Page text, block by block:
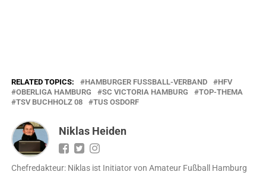
RELATED TOPICS: HAMBURGER FUSSBALL-VERBAND
HFV
OBERLIGA HAMBURG
SC VICTORIA HAMBURG
TOP-THEMA
TSV BUCHHOLZ 08
TUS OSDORF
Niklas Heiden
Chefredakteur: Niklas ist Initiator von Amateur Fußball Hamburg